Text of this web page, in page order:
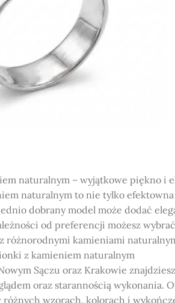
naturalnym – wyjątkowe piękno i
naturalnym to nie tylko
dobrany model może dodać
od preferencji możesz
różnorodnymi kamieniami
z kamieniem naturalnym
Sączu oraz Krakowie
oraz starannością wykonania.
wzorach, kolorach i